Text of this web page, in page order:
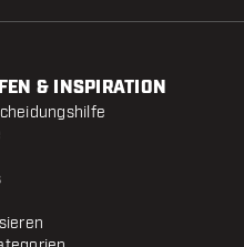
& INSPIRATION